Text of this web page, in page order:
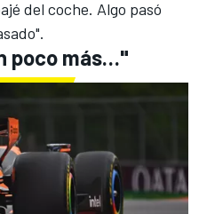
del coche. Algo pasó
poco más…"